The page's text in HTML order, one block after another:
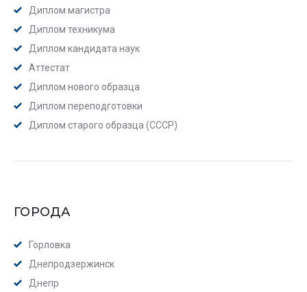
Диплом магистра
Диплом техникума
Диплом кандидата наук
Аттестат
Диплом нового образца
Диплом переподготовки
Диплом старого образца (СССР)
ГОРОДА
Горловка
Днепродзержинск
Днепр